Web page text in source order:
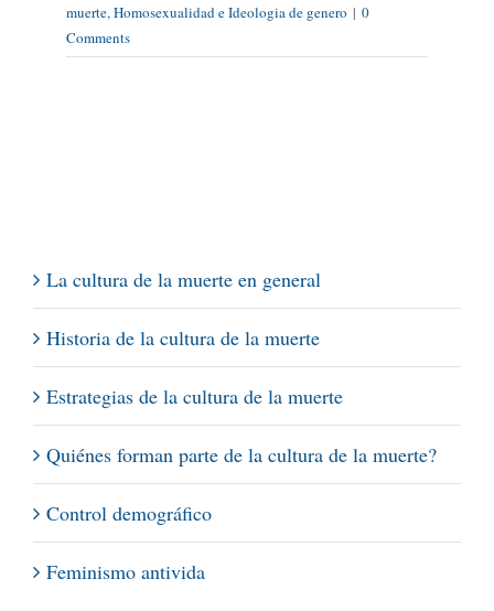
muerte, Homosexualidad e Ideologia de genero | 0
Comments
La cultura de la muerte en general
Historia de la cultura de la muerte
Estrategias de la cultura de la muerte
Quiénes forman parte de la cultura de la muerte?
Control demográfico
Feminismo antivida